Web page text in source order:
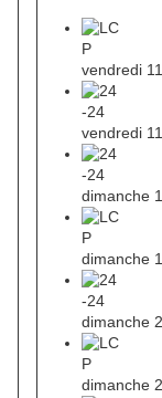
vendredi
vendredi
dimanche
dimanche
dimanche
dimanche